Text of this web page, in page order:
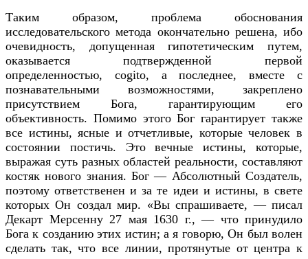
Таким образом, проблема обоснования
исследовательского метода окончательно решена, ибо
очевидность, допущенная гипотетическим путем,
оказывается подтвержденной первой
определенностью, cogito, а последнее, вместе с
познавательными возможностями, закреплено
присутствием Бога, гарантирующим его
объективность. Помимо этого Бог гарантирует также
все истины, ясные и отчетливые, которые человек в
состоянии постичь. Это вечные истины, которые,
выражая суть разных областей реальности, составляют
костяк нового знания. Бог — Абсолютный Создатель,
поэтому ответственен и за те идеи и истины, в свете
которых Он создал мир. «Вы спрашиваете, — писал
Декарт Мерсенну 27 мая 1630 г., — что принудило
Бога к созданию этих истин; а я говорю, Он был волен
сделать так, что все линии, протянутые от центра к